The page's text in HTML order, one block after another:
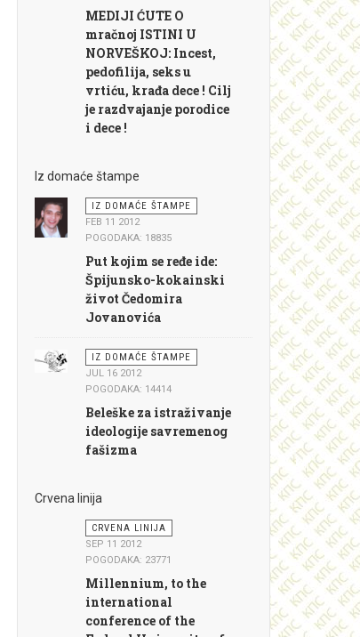
MEDIJI ĆUTE O
mračnoj ISTINI U
NORVEŠKOJ: Incest,
pedofilija, seks u
vrtiću, krađa dece ! Cilj
je razdvajanje porodice
i dece !
Iz domaće štampe
IZ DOMAĆE ŠTAMPE
FEB 11 2012
POGODAKA: 18835
Put kojim se ređe ide:
Špijunsko-kokainski
život Čedomira
Jovanovića
IZ DOMAĆE ŠTAMPE
JUL 16 2012
POGODAKA: 14414
Beleške za istraživanje
ideologije savremenog
fašizma
Crvena linija
CRVENA LINIJA
SEP 11 2012
POGODAKA: 23771
Millennium, to the
international
conference of the